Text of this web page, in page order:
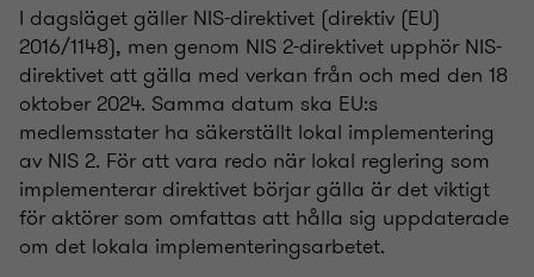
I dagsläget gäller NIS-direktivet (direktiv (EU)
2016/1148), men genom NIS 2-direktivet upphör NIS-
direktivet att gälla med verkan från och med den 18
oktober 2024. Samma datum ska EU:s
medlemsstater ha säkerställt lokal implementering
av NIS 2. För att vara redo när lokal reglering som
implementerar direktivet börjar gälla är det viktigt
för aktörer som omfattas att hålla sig uppdaterade
om det lokala implementeringsarbetet.